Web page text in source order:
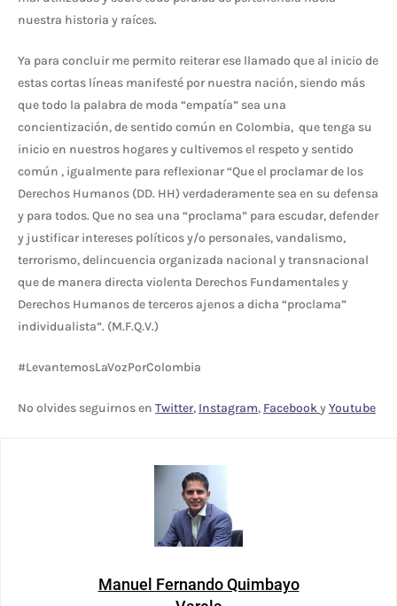
nuestra historia y raíces.
Ya para concluir me permito reiterar ese llamado que al inicio de
estas cortas líneas manifesté por nuestra nación, siendo más
que todo la palabra de moda “empatía” sea una
concientización, de sentido común en Colombia, que tenga su
inicio en nuestros hogares y cultivemos el respeto y sentido
común , igualmente para reflexionar “Que el proclamar de los
Derechos Humanos (DD. HH) verdaderamente sea en su defensa
y para todos. Que no sea una “proclama” para escudar, defender
y justificar intereses políticos y/o personales, vandalismo,
terrorismo, delincuencia organizada nacional y transnacional
que de manera directa violenta Derechos Fundamentales y
Derechos Humanos de terceros ajenos a dicha “proclama”
individualista”. (M.F.Q.V.)
#LevantemosLaVozPorColombia
No olvides seguirnos en Twitter, Instagram, FacebookyYoutube
Manuel Fernando Quimbayo